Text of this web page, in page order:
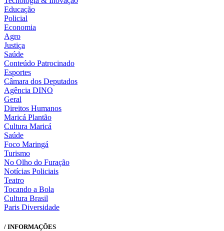
Educação
Policial
Economia
Agro
Justiça
Saúde
Conteúdo Patrocinado
Esportes
Câmara dos Deputados
Agência DINO
Geral
Direitos Humanos
Maricá Plantão
Cultura Maricá
Saúde
Foco Maringá
Turismo
No Olho do Furação
Notícias Policiais
Teatro
Tocando a Bola
Cultura Brasil
Paris Diversidade
/ INFORMAÇÕES